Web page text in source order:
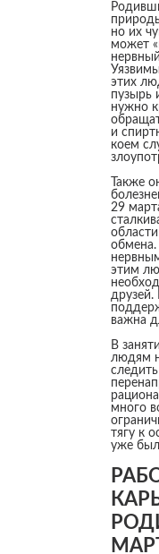
но их
может
этих
пузырь
нужно
и
коем
Также
29
обмена.
этим
друзей.
важна
В
людям
много
тягу к
уже